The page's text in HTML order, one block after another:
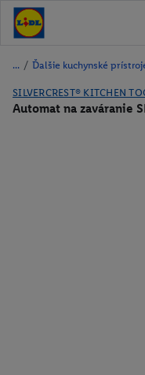
/ Ďalšie kuchynské
SILVERCREST® KITCHEN
Automat na zaváranie